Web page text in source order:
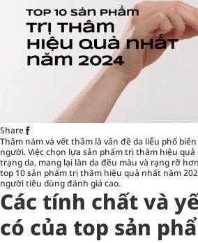
Share
Thâm nám và vết thâm là vấn đề da liễu phổ
người. Việc chọn lựa sản phẩm trị thâm hiệu
trạng da, mang lại làn da đều màu và rạng rỡ
top 10 sản phẩm trị thâm hiệu quả nhất năm
người tiêu dùng đánh giá cao.
Các tính chất và
có của top sản